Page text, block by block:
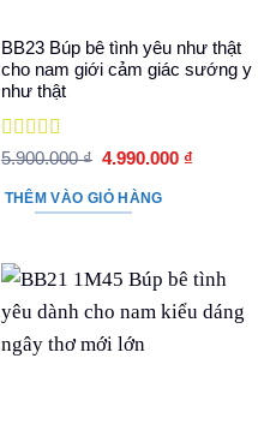
BB23 Búp bê tình yêu như thật
cho nam giới cảm giác sướng y
như thật
Được xếp
5.900.000₫ Giá
là:
5.900.000 ₫.
4.990.000 ₫
THÊM VÀO GIỎ HÀNG